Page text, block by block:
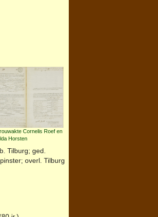
Cornelis Roef en
Horsten
Tilburg; ged.
overl. Tilburg